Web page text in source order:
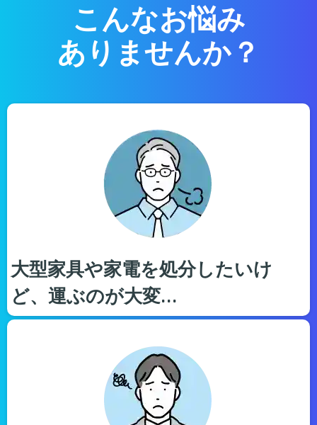
こんなお悩み
ありませんか？
大型家具や家電を処分したいけ
ど、運ぶのが大変…